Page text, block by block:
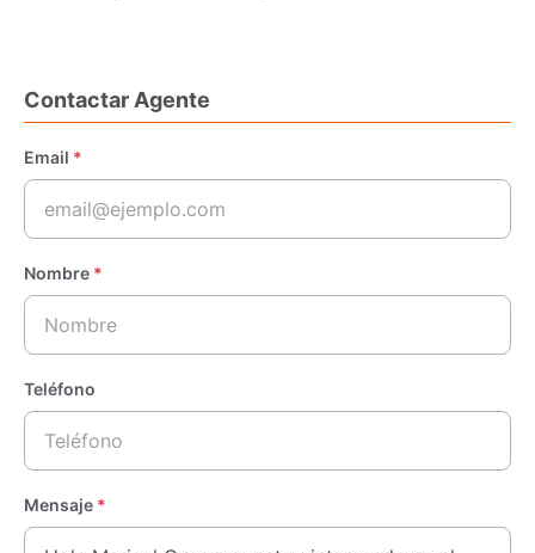
Contactar Agente
Email *
Nombre *
Teléfono
Mensaje *